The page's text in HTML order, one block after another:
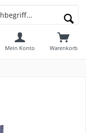
Warenkorb
Mein Konto